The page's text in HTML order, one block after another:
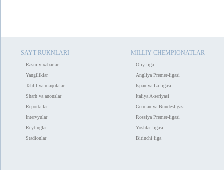
SAYT RUKNLARI
Rasmiy xabarlar
Yangiliklar
Tahlil va maqolalar
Sharh va anonslar
Reportajlar
Intervyular
Reytinglar
Stadionlar
MILLIY CHEMPIONATLAR
Oliy liga
Angliya Premer-ligasi
Ispaniya La-ligasi
Italiya A-seriyasi
Germaniya Bundesligasi
Rossiya Premer-ligasi
Yoshlar ligasi
Birinchi liga